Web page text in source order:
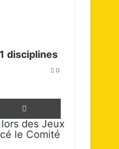
disciplines
0
Imprimer
des Jeux
le Comité